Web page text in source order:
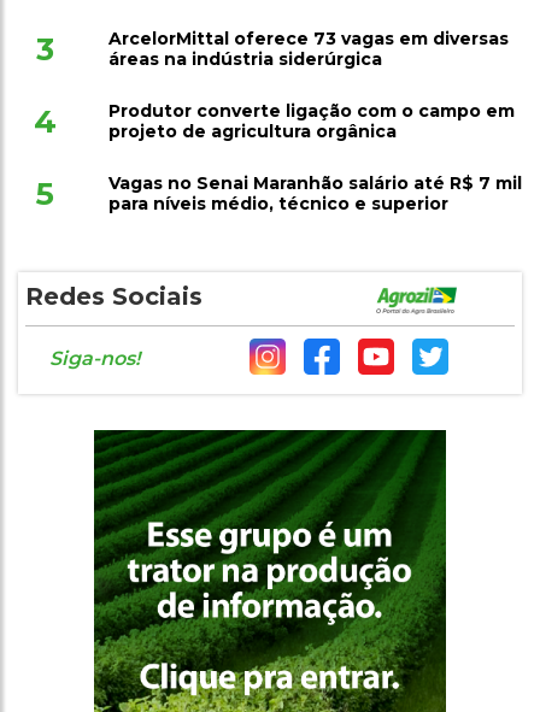
3
ArcelorMittal oferece 73 vagas em diversas
áreas na indústria siderúrgica
4
Produtor converte ligação com o campo em
projeto de agricultura orgânica
5
Vagas no Senai Maranhão salário até R$ 7 mil
para níveis médio, técnico e superior
Redes Sociais
Siga-nos!